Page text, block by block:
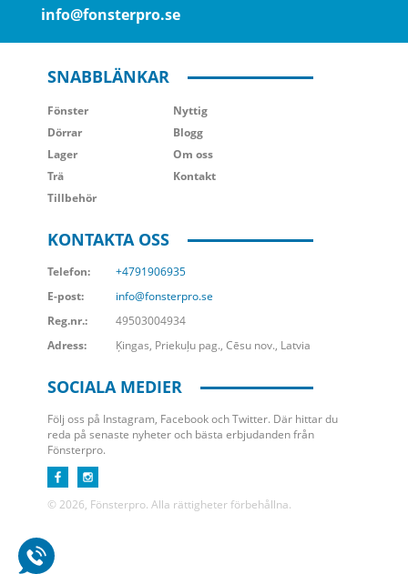
info@fonsterpro.se
SNABBLÄNKAR
Fönster
Dörrar
Lager
Trä
Tillbehör
Nyttig
Blogg
Om oss
Kontakt
KONTAKTA OSS
Telefon:
+4791906935
E-post:
info@fonsterpro.se
Reg.nr.:
49503004934
Adress:
Ķingas, Priekuļu pag., Cēsu nov., Latvia
SOCIALA MEDIER
Följ oss på Instagram, Facebook och Twitter. Där hittar du
reda på senaste nyheter och bästa erbjudanden från
Fönsterpro.
© 2026, Fönsterpro. Alla rättigheter förbehållna.